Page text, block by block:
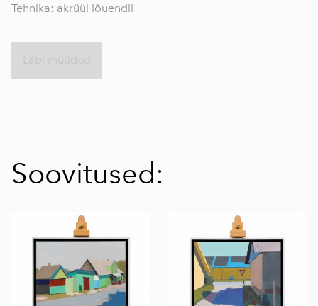
Tehnika: akrüül lõuendil
Soovitused: